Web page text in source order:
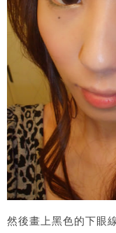
然後畫上黑色的下眼